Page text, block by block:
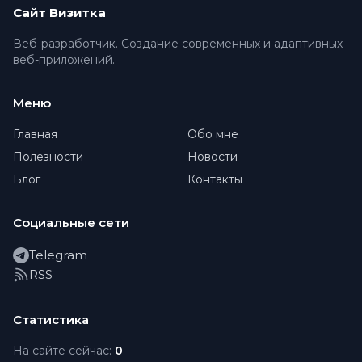
Сайт Визитка
Веб-разработчик. Создание современных и адаптивных
веб-приложений.
Меню
Главная
Обо мне
Полезности
Новости
Блог
Контакты
Социальные сети
Telegram
RSS
Статистика
На сайте сейчас: 0